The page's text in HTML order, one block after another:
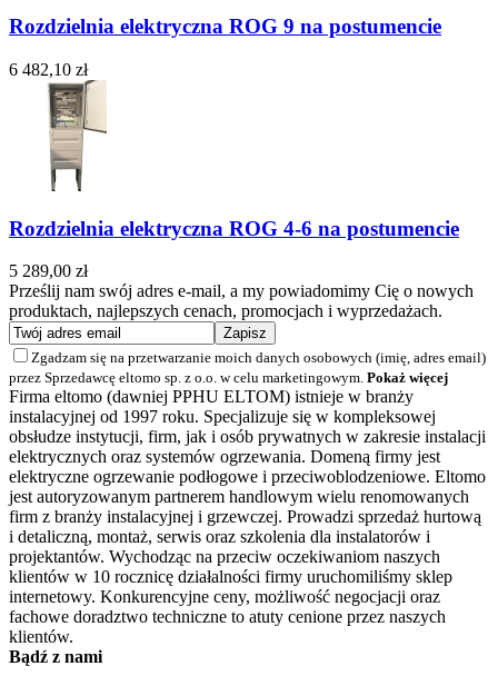
Rozdzielnia elektryczna ROG 9 na postumencie
6 482,10 zł
Rozdzielnia elektryczna ROG 4-6 na postumencie
5 289,00 zł
Prześlij nam swój adres e-mail, a my powiadomimy Cię o nowych
produktach, najlepszych cenach, promocjach i wyprzedażach.
Zgadzam się na przetwarzanie moich danych osobowych (imię, adres email)
przez Sprzedawcę eltomo sp. z o.o. w celu marketingowym. Pokaż więcej
Firma eltomo (dawniej PPHU ELTOM) istnieje w branży
instalacyjnej od 1997 roku. Specjalizuje się w kompleksowej
obsłudze instytucji, firm, jak i osób prywatnych w zakresie instalacji
elektrycznych oraz systemów ogrzewania. Domeną firmy jest
elektryczne ogrzewanie podłogowe i przeciwoblodzeniowe. Eltomo
jest autoryzowanym partnerem handlowym wielu renomowanych
firm z branży instalacyjnej i grzewczej. Prowadzi sprzedaż hurtową
i detaliczną, montaż, serwis oraz szkolenia dla instalatorów i
projektantów. Wychodząc na przeciw oczekiwaniom naszych
klientów w 10 rocznicę działalności firmy uruchomiliśmy sklep
internetowy. Konkurencyjne ceny, możliwość negocjacji oraz
fachowe doradztwo techniczne to atuty cenione przez naszych
klientów.
Bądź z nami